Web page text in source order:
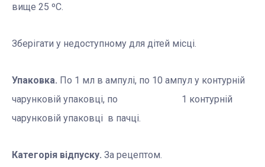
вище 25 ºС.
Зберігати у недоступному для дітей місці.
Упаковка. По 1 мл в ампулі, по 10 ампул у контурній
чарунковій упаковці, по 1 контурній
чарунковій упаковці в пачці.
Категорія відпуску. За рецептом.